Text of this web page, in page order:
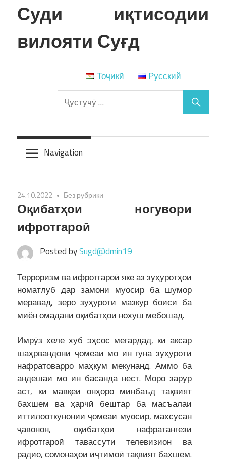
Skip
to
Суди иқтисодии
вилояти Суғд
Тоҷикӣ Русский
Navigation
24.10.2022 Без рубрики
Оқибатҳои ногувори
ифротгароӣ
Posted bySugd@dmin19
Терроризм ва ифротгароӣ яке аз зуҳуротҳои
номатлуб дар замони муосир ба шумор
меравад, зеро зуҳуроти мазкур боиси ба
миён омадани оқибатҳои нохуш мебошад.
Имрӯз хеле хуб эҳсос мегардад, ки аксар
шаҳрвандони ҷомеаи мо ин гуна зуҳуроти
нафратоварро маҳкум мекунанд. Аммо ба
андешаи мо ин басанда нест. Моро зарур
аст, ки мавқеи онҳоро минбаъд тақвият
бахшем ва ҳарчӣ бештар ба масъалаи
иттилооткунонии ҷомеаи муосир, махсусан
ҷавонон, оқибатҳои нафратангези
ифротгароӣ тавассути телевизион ва
радио, сомонаҳои иҷтимоӣ тақвият бахшем.